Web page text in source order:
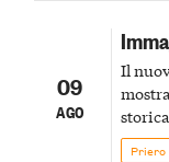
09
AGO
Il
Priero